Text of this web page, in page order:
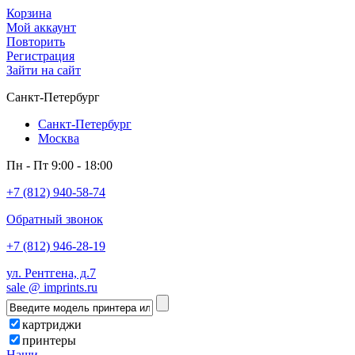
Корзина
Мой аккаунт
Повторить
Регистрация
Зайти на сайт
Санкт-Петербург
Санкт-Петербург
Москва
Пн - Пт 9:00 - 18:00
+7 (812) 940-58-74
Обратный звонок
+7 (812) 946-28-19
ул. Рентгена, д.7
sale @ imprints.ru
картриджи
принтеры